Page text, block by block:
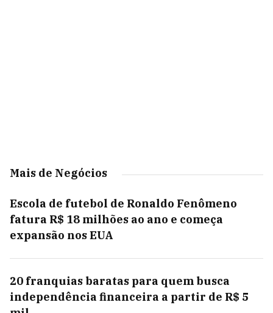
Mais de Negócios
Escola de futebol de Ronaldo Fenômeno
fatura R$ 18 milhões ao ano e começa
expansão nos EUA
20 franquias baratas para quem busca
independência financeira a partir de R$ 5